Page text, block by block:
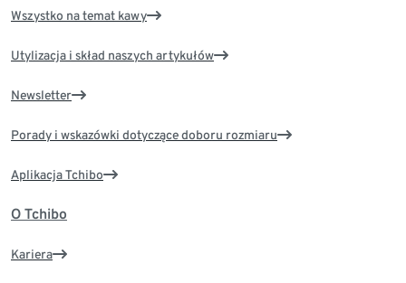
Wszystko na temat kawy
Utylizacja i skład naszych artykułów
Newsletter
Porady i wskazówki dotyczące doboru rozmiaru
Aplikacja Tchibo
O Tchibo
Kariera